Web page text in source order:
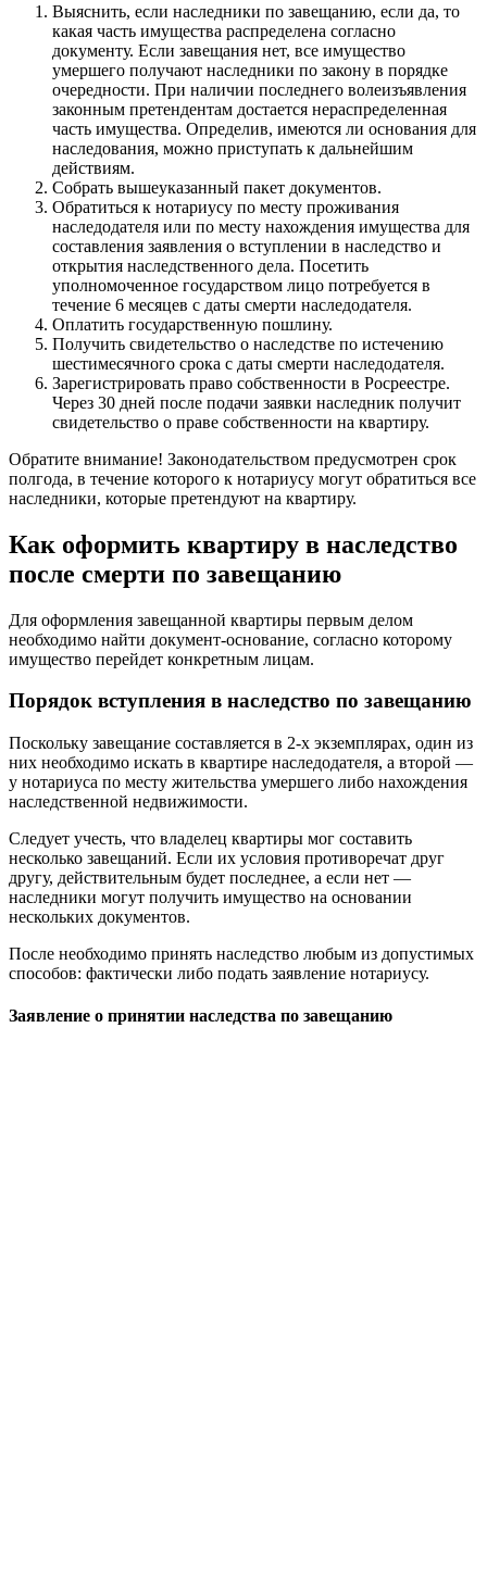
Выяснить, если наследники по завещанию, если да, то
какая часть имущества распределена согласно
документу. Если завещания нет, все имущество
умершего получают наследники по закону в порядке
очередности. При наличии последнего волеизъявления
законным претендентам достается нераспределенная
часть имущества. Определив, имеются ли основания для
наследования, можно приступать к дальнейшим
действиям.
Собрать вышеуказанный пакет документов.
Обратиться к нотариусу по месту проживания
наследодателя или по месту нахождения имущества для
составления заявления о вступлении в наследство и
открытия наследственного дела. Посетить
уполномоченное государством лицо потребуется в
течение 6 месяцев с даты смерти наследодателя.
Оплатить государственную пошлину.
Получить свидетельство о наследстве по истечению
шестимесячного срока с даты смерти наследодателя.
Зарегистрировать право собственности в Росреестре.
Через 30 дней после подачи заявки наследник получит
свидетельство о праве собственности на квартиру.
Обратите внимание! Законодательством предусмотрен срок
полгода, в течение которого к нотариусу могут обратиться все
наследники, которые претендуют на квартиру.
Как оформить квартиру в наследство
после смерти по завещанию
Для оформления завещанной квартиры первым делом
необходимо найти документ-основание, согласно которому
имущество перейдет конкретным лицам.
Порядок вступления в наследство по завещанию
Поскольку завещание составляется в 2-х экземплярах, один из
них необходимо искать в квартире наследодателя, а второй —
у нотариуса по месту жительства умершего либо нахождения
наследственной недвижимости.
Следует учесть, что владелец квартиры мог составить
несколько завещаний. Если их условия противоречат друг
другу, действительным будет последнее, а если нет —
наследники могут получить имущество на основании
нескольких документов.
После необходимо принять наследство любым из допустимых
способов: фактически либо подать заявление нотариусу.
Заявление о принятии наследства по завещанию